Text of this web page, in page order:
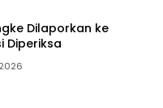
Dilaporkan ke
Diperiksa